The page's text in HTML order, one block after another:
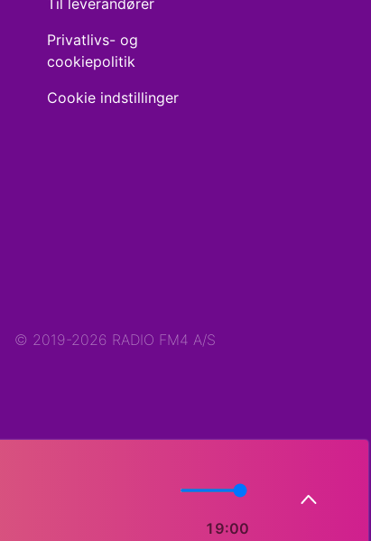
Til leverandører
Privatlivs- og
cookiepolitik
Cookie indstillinger
© 2019-2026 RADIO FM4 A/S
19:00